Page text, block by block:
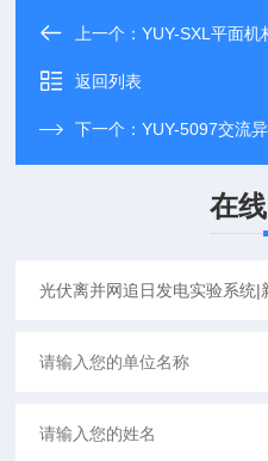
上一个：YUY-SXL平面机构
返回列表
下一个：YUY-5097交流异
在